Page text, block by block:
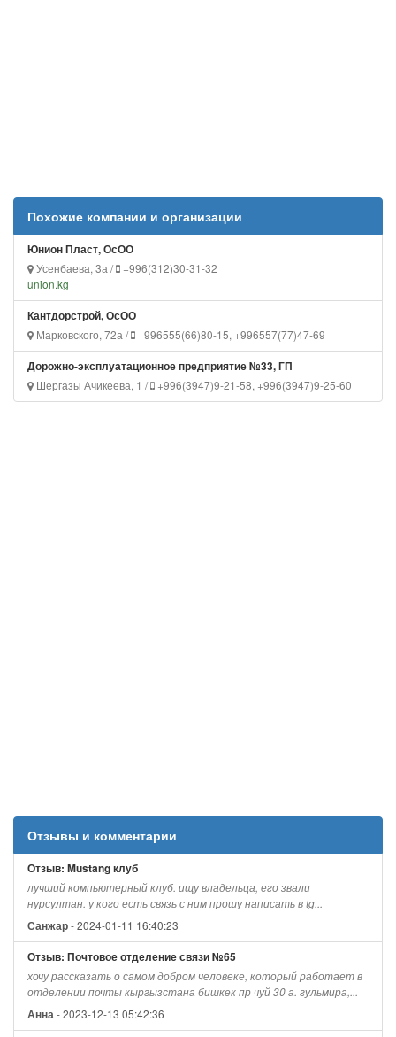
Похожие компании и организации
Юнион Пласт, ОсОО
Усенбаева, 3а /
+996(312)30-31-32
union.kg
Кантдорстрой, ОсОО
Марковского, 72а / +996555(66)80-15, +996557(77)47-69
Дорожно-эксплуатационное предприятие №33, ГП
Шергазы Ачикеева, 1 / +996(3947)9-21-58, +996(3947)9-25-60
Отзывы и комментарии
Отзыв: Mustang клуб
лучший компьютерный клуб. ищу владельца, его звали
нурсултан. у кого есть связь с ним прошу написать в tg...
Санжар- 2024-01-11 16:40:23
Отзыв: Почтовое отделение связи №65
хочу рассказать о самом добром человеке, который работает в
отделении почты кыргызстана бишкек пр чуй 30 а. гульмира,...
Анна- 2023-12-13 05:42:36